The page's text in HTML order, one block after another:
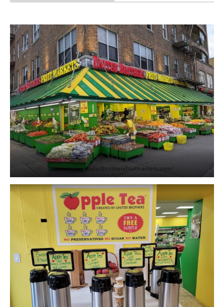
https://www.unitedbrothersfruitmarkets.com/